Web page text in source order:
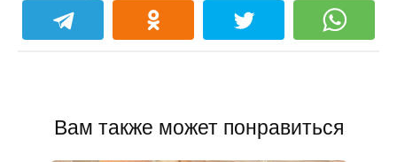
Вам также может понравиться